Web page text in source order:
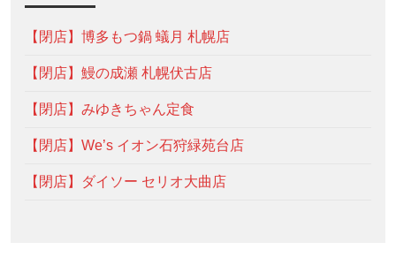
【閉店】博多もつ鍋 蟻月 札幌店
【閉店】鰻の成瀬 札幌伏古店
【閉店】みゆきちゃん定食
【閉店】We’s イオン石狩緑苑台店
【閉店】ダイソー セリオ大曲店